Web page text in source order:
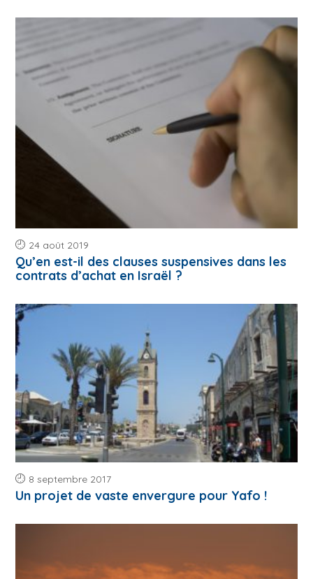
24 août 2019
Qu’en est-il des clauses suspensives dans les
contrats d’achat en Israël ?
8 septembre 2017
Un projet de vaste envergure pour Yafo !